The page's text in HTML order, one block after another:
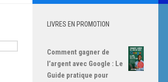
LIVRES EN PROMOTION
Comment gagner de
l’argent avec Google : Le
Guide pratique pour